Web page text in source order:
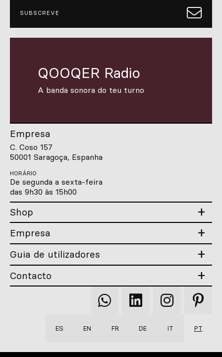
SUBSCREVE
QOOQER Radio
A banda sonora do teu turno
Empresa
C. Coso 157
50001 Saragoça, Espanha
HORÁRIO
De segunda a sexta-feira
das 9h30 às 15h00
Shop
Empresa
Guia de utilizadores
Contacto
Qooqer
WhatsApp
Qooqer
Linkedin
Qooqer
Instagram
Qooqer
ES EN FR DE IT PT